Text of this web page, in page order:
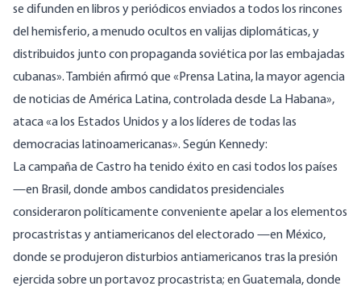
se difunden en libros y periódicos enviados a todos los rincones
del hemisferio, a menudo ocultos en valijas diplomáticas, y
distribuidos junto con propaganda soviética por las embajadas
cubanas». También afirmó que «Prensa Latina, la mayor agencia
de noticias de América Latina, controlada desde La Habana»,
ataca «a los Estados Unidos y a los líderes de todas las
democracias latinoamericanas». Según Kennedy:
La campaña de Castro ha tenido éxito en casi todos los países
—en Brasil, donde ambos candidatos presidenciales
consideraron políticamente conveniente apelar a los elementos
procastristas y antiamericanos del electorado —en México,
donde se produjeron disturbios antiamericanos tras la presión
ejercida sobre un portavoz procastrista; en Guatemala, donde